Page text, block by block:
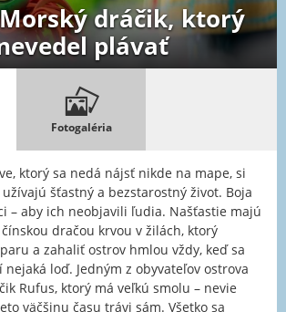
dráčik, ktorý
plávať
Fotogaléria
ktorý sa nedá nájsť nikde na mape, si
šťastný a bezstarostný život. Boja
– aby ich neobjavili ľudia. Našťastie majú
dračou krvou v žilách, ktorý
a zahaliť ostrov hmlou vždy, keď sa
nejaká loď. Jedným z obyvateľov ostrova
Rufus, ktorý má veľkú smolu – nevie
väčšinu času trávi sám. Všetko sa